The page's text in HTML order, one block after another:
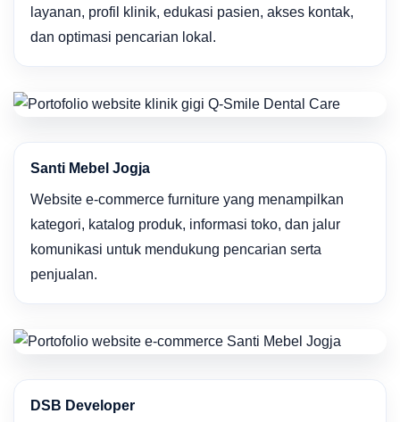
layanan, profil klinik, edukasi pasien, akses kontak,
dan optimasi pencarian lokal.
Santi Mebel Jogja
Website e-commerce furniture yang menampilkan
kategori, katalog produk, informasi toko, dan jalur
komunikasi untuk mendukung pencarian serta
penjualan.
DSB Developer